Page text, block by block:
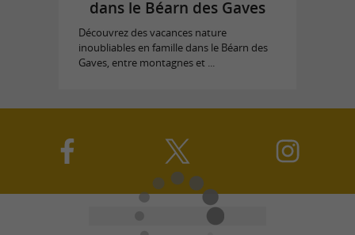
dans le Béarn des Gaves
Découvrez des vacances nature
inoubliables en famille dans le Béarn des
Gaves, entre montagnes et ...